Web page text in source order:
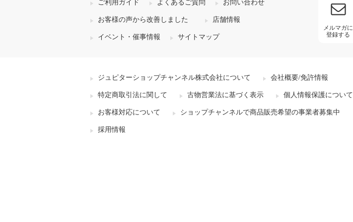
ご利用ガイド よくあるご質問 お問い合わせ
お客様の声から改善しました 店舗情報
イベント・催事情報 サイトマップ
メルマガに
登録する
ジュピターショップチャンネル株式会社について 会社概要/免許情報
特定商取引法に関して 古物営業法に基づく表示 個人情報保護について
お客様対応について ショップチャンネルで商品販売希望の事業者募集中
採用情報